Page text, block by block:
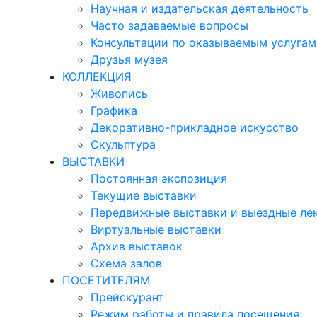
Научная и издательская деятельность
Часто задаваемые вопросы
Консультации по оказываемым услугам
Друзья музея
КОЛЛЕКЦИЯ
Живопись
Графика
Декоративно-прикладное искусство
Скульптура
ВЫСТАВКИ
Постоянная экспозиция
Текущие выставки
Передвижные выставки и выездные
Виртуальные выставки
Архив выставок
Схема залов
ПОСЕТИТЕЛЯМ
Прейскурант
Режим работы и правила посещения